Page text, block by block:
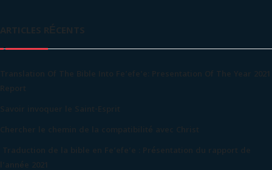
ARTICLES RÉCENTS
Translation Of The Bible Into Fe’efe’e: Presentation Of The Year 2021
Report
Savoir invoquer le Saint-Esprit
Chercher le chemin de la compatibilité avec Christ
Traduction de la bible en Fe’efe’e : Présentation du rapport de
l’année 2021